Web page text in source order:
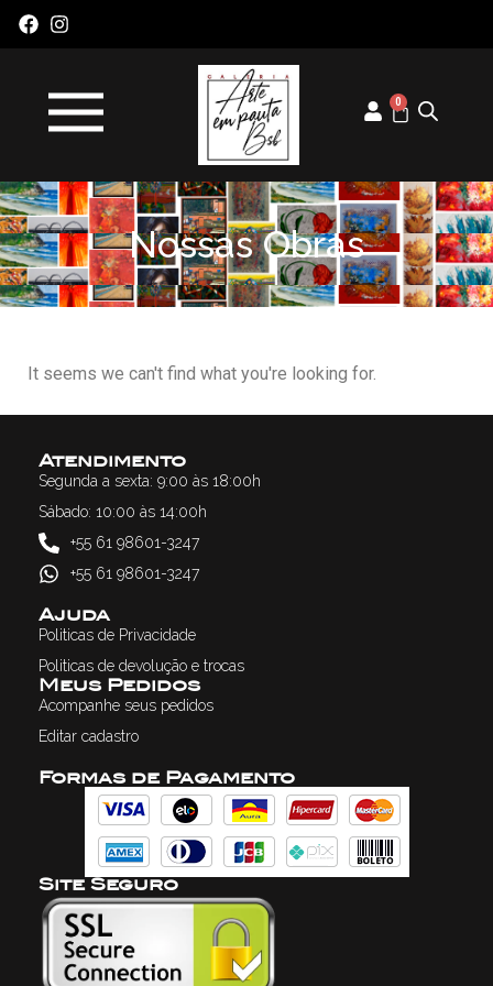
0
Nossas Obras
It seems we can't find what you're looking for.
Atendimento
Segunda a sexta: 9:00 às 18:00h
Sábado: 10:00 às 14:00h
+55 61 98601-3247
+55 61 98601-3247
Ajuda
Politicas de Privacidade
Politicas de devolução e trocas
Meus Pedidos
Acompanhe seus pedidos
Editar cadastro
Formas de Pagamento
Site Seguro